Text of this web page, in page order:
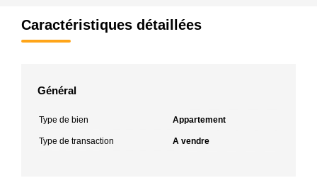
Caractéristiques détaillées
Général
Type de bien Appartement
Type de transaction A vendre